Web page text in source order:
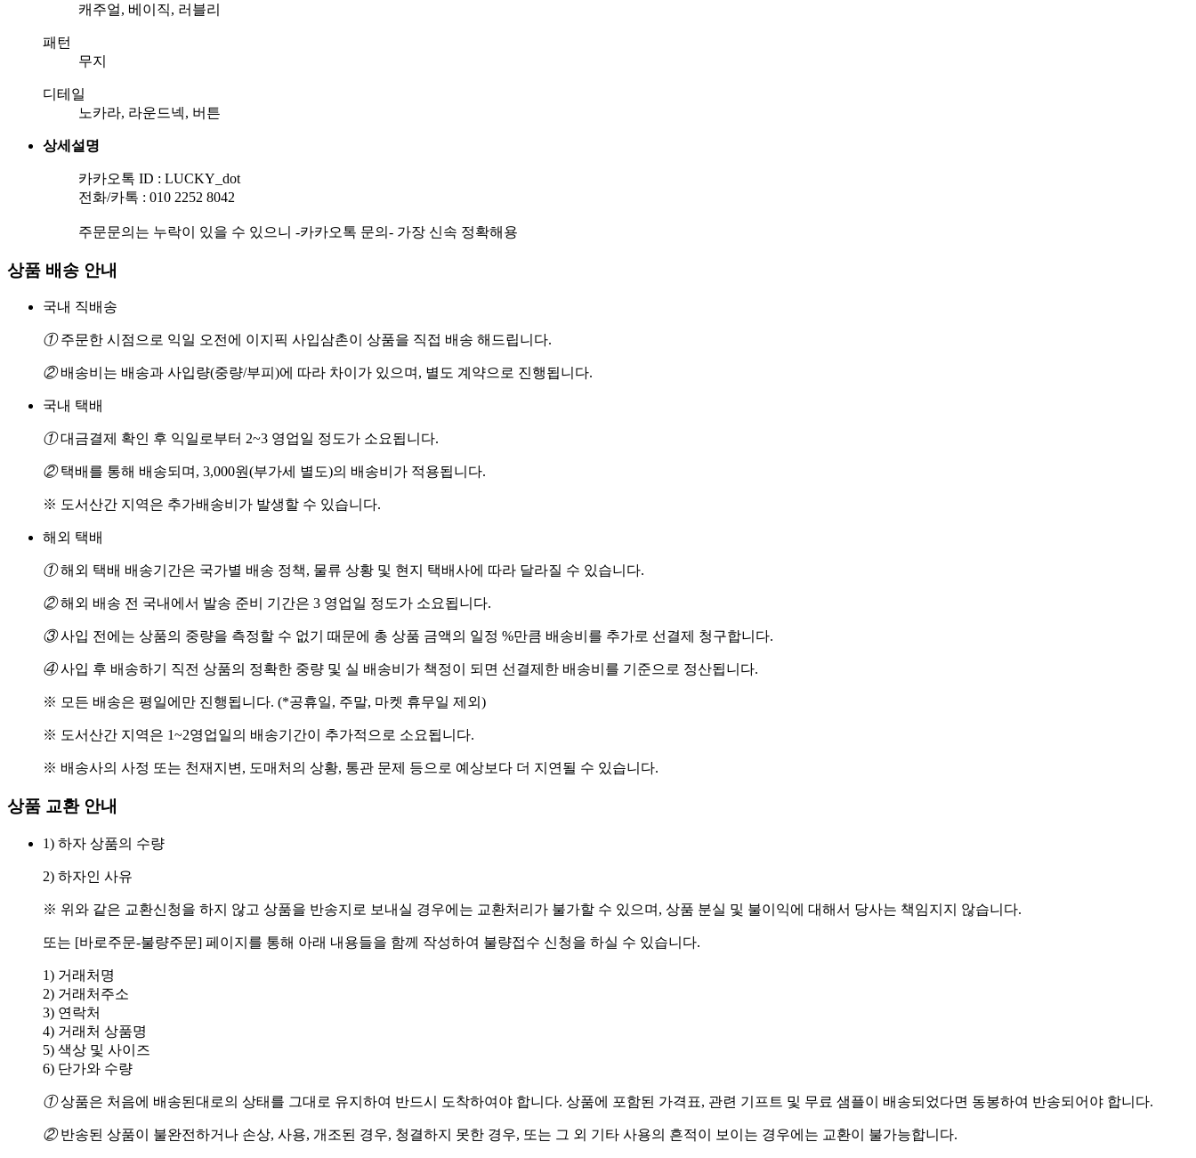
캐주얼, 베이직, 러블리
패턴
무지
디테일
노카라, 라운드넥, 버튼
상세설명
카카오톡 ID : LUCKY_dot
전화/카톡 : 010 2252 8042
주문문의는 누락이 있을 수 있으니 -카카오톡 문의- 가장 신속 정확해용
상품 배송 안내
국내 직배송
①주문한 시점으로 익일 오전에 이지픽 사입삼촌이 상품을 직접 배송 해드립니다.
②배송비는 배송과 사입량(중량/부피)에 따라 차이가 있으며, 별도 계약으로 진행됩니다.
국내 택배
①대금결제 확인 후 익일로부터 2~3 영업일 정도가 소요됩니다.
②택배를 통해 배송되며, 3,000원(부가세 별도)의 배송비가 적용됩니다.
※ 도서산간 지역은 추가배송비가 발생할 수 있습니다.
해외 택배
①해외 택배 배송기간은 국가별 배송 정책, 물류 상황 및 현지 택배사에 따라 달라질 수 있습니다.
②해외 배송 전 국내에서 발송 준비 기간은 3 영업일 정도가 소요됩니다.
③사입 전에는 상품의 중량을 측정할 수 없기 때문에 총 상품 금액의 일정 %만큼 배송비를 추가로 선결제 청구합니다.
④사입 후 배송하기 직전 상품의 정확한 중량 및 실 배송비가 책정이 되면 선결제한 배송비를 기준으로 정산됩니다.
※ 모든 배송은 평일에만 진행됩니다. (*공휴일, 주말, 마켓 휴무일 제외)
※ 도서산간 지역은 1~2영업일의 배송기간이 추가적으로 소요됩니다.
※ 배송사의 사정 또는 천재지변, 도매처의 상황, 통관 문제 등으로 예상보다 더 지연될 수 있습니다.
상품 교환 안내
1) 하자 상품의 수량
2) 하자인 사유
※ 위와 같은 교환신청을 하지 않고 상품을 반송지로 보내실 경우에는 교환처리가 불가할 수 있으며, 상품 분실 및 불이익에 대해서 당사는 책임지지 않습니다.
또는 [바로주문-불량주문] 페이지를 통해 아래 내용들을 함께 작성하여 불량접수 신청을 하실 수 있습니다.
1) 거래처명
2) 거래처주소
3) 연락처
4) 거래처 상품명
5) 색상 및 사이즈
6) 단가와 수량
①상품은 처음에 배송된대로의 상태를 그대로 유지하여 반드시 도착하여야 합니다. 상품에 포함된 가격표, 관련 기프트 및 무료 샘플이 배송되었다면 동봉하여 반송되어야 합니다.
②반송된 상품이 불완전하거나 손상, 사용, 개조된 경우, 청결하지 못한 경우, 또는 그 외 기타 사용의 흔적이 보이는 경우에는 교환이 불가능합니다.